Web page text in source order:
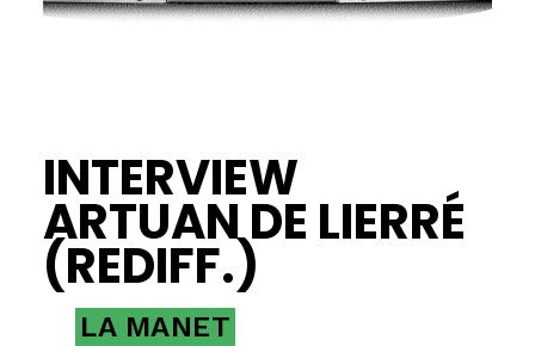
INTERVIEW
ARTUAN DE LIERRÉ
(REDIFF.)
LA MANET